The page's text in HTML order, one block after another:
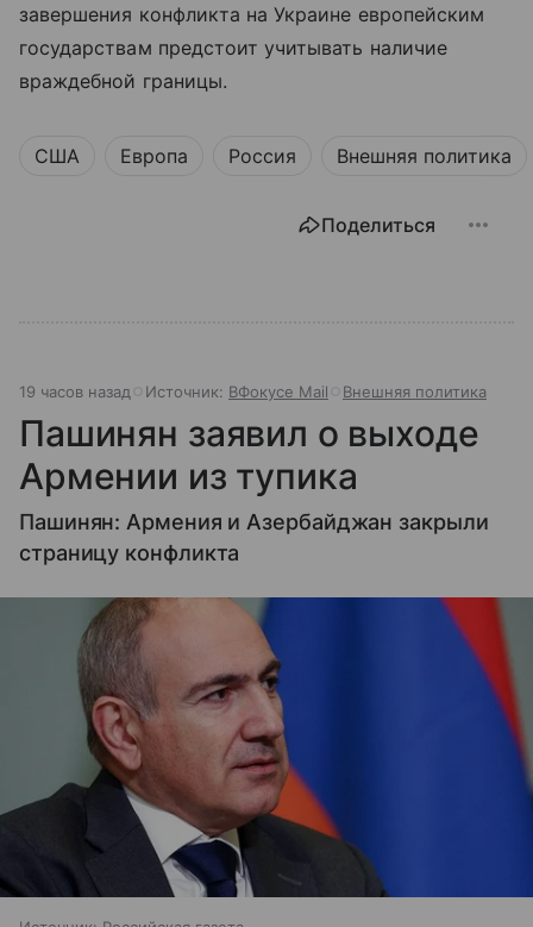
завершения конфликта на Украине европейским
государствам предстоит учитывать наличие
враждебной границы.
США Европа Россия Внешняя политика
Поделиться
19 часов назад Источник: ВФокусе Mail Внешняя политика
Пашинян заявил о выходе
Армении из тупика
Пашинян: Армения и Азербайджан закрыли
страницу конфликта